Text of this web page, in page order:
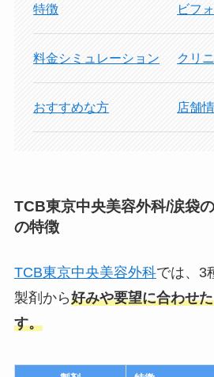
特徴 ビフ
料金シミュレーション クリ
おすすめな方 店舗
TCB東京中央美容外科/涙袋
の特徴
TCB東京中央美容外科では、3
製剤から好みや要望に合わせ
す。